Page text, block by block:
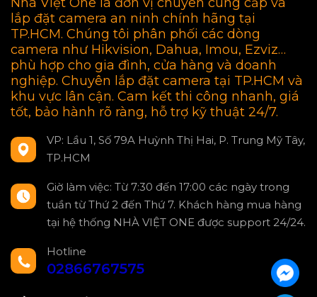
lắp đặt camera an ninh chính hãng tại
TP.HCM. Chúng tôi phân phối các dòng
camera như Hikvision, Dahua, Imou, Ezviz…
phù hợp cho gia đình, cửa hàng và doanh
nghiệp. Chuyên lắp đặt camera tại TP.HCM và
khu vực lân cận. Cam kết thi công nhanh, giá
tốt, bảo hành rõ ràng, hỗ trợ kỹ thuật 24/7.
VP: Lầu 1, Số 79A Huỳnh Thị Hai, P. Trung Mỹ Tây,
TP.HCM
Giờ làm việc: Từ 7:30 đến 17:00 các ngày trong
tuần từ Thứ 2 đến Thứ 7. Khách hàng mua hàng
tại hệ thống NHÀ VIỆT ONE được support 24/24.
Hotline
02866767575